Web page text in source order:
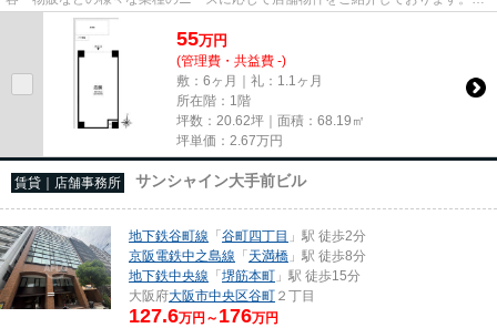
尚、弊社ではおとり広告は一切...
55万円
(管理費・共益費 -)
敷：6ヶ月｜礼：1.1ヶ月
所在階：1階
坪数：20.62坪｜面積：68.19㎡
坪単価： 2.67万円
賃貸｜店舗事務所 サンシャイン大手前ビル
地下鉄谷町線 「谷町四丁目 」駅 徒歩2分
京阪電鉄中之島線 「天満橋 」駅 徒歩8分
地下鉄中央線 「堺筋本町 」駅 徒歩15分
大阪府大阪市中央区谷町 ２丁目
127.6万円～ 176万円